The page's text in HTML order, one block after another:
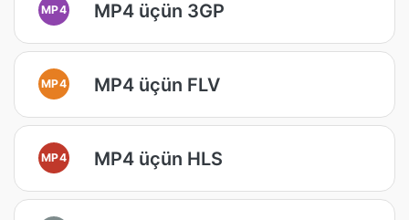
MP4 MP4 üçün 3GP
MP4 MP4 üçün FLV
MP4 MP4 üçün HLS